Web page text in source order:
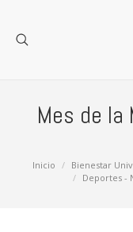
Mes de la
Estás aquí:
Inicio Bienestar
Deportes -